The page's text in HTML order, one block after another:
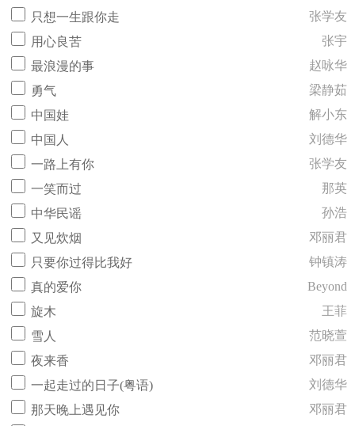
只想一生跟你走
张学友
用心良苦
张宇
最浪漫的事
赵咏华
勇气
梁静茹
中国娃
解小东
中国人
刘德华
一路上有你
张学友
一笑而过
那英
中华民谣
孙浩
又见炊烟
邓丽君
只要你过得比我好
钟镇涛
真的爱你
Beyond
旋木
王菲
雪人
范晓萱
夜来香
邓丽君
一起走过的日子(粤语)
刘德华
那天晚上遇见你
邓丽君